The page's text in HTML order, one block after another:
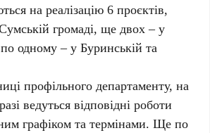
на реалізацію 6 проєктів,
громаді, ще двох – у
одному – у Буринській та
профільного департаменту, на
ведуться відповідні роботи
графіком та термінами. Ще по